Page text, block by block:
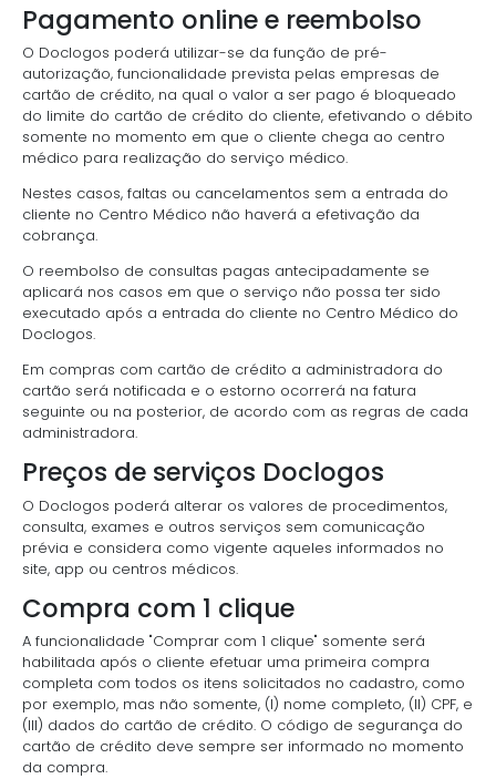
Pagamento online e reembolso
O Doclogos poderá utilizar-se da função de pré-
autorização, funcionalidade prevista pelas empresas de
cartão de crédito, na qual o valor a ser pago é bloqueado
do limite do cartão de crédito do cliente, efetivando o débito
somente no momento em que o cliente chega ao centro
médico para realização do serviço médico.
Nestes casos, faltas ou cancelamentos sem a entrada do
cliente no Centro Médico não haverá a efetivação da
cobrança.
O reembolso de consultas pagas antecipadamente se
aplicará nos casos em que o serviço não possa ter sido
executado após a entrada do cliente no Centro Médico do
Doclogos.
Em compras com cartão de crédito a administradora do
cartão será notificada e o estorno ocorrerá na fatura
seguinte ou na posterior, de acordo com as regras de cada
administradora.
Preços de serviços Doclogos
O Doclogos poderá alterar os valores de procedimentos,
consulta, exames e outros serviços sem comunicação
prévia e considera como vigente aqueles informados no
site, app ou centros médicos.
Compra com 1 clique
A funcionalidade "Comprar com 1 clique" somente será
habilitada após o cliente efetuar uma primeira compra
completa com todos os itens solicitados no cadastro, como
por exemplo, mas não somente, (I) nome completo, (II) CPF, e
(III) dados do cartão de crédito. O código de segurança do
cartão de crédito deve sempre ser informado no momento
da compra.